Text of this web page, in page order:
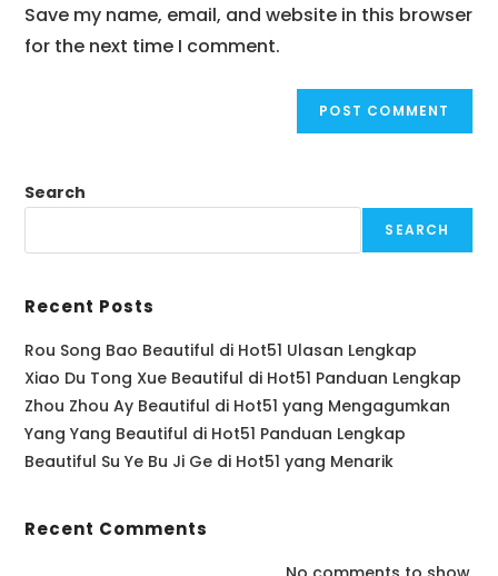
Save my name, email, and website in this browser
for the next time I comment.
Search
SEARCH
Recent Posts
Rou Song Bao Beautiful di Hot51 Ulasan Lengkap
Xiao Du Tong Xue Beautiful di Hot51 Panduan Lengkap
Zhou Zhou Ay Beautiful di Hot51 yang Mengagumkan
Yang Yang Beautiful di Hot51 Panduan Lengkap
Beautiful Su Ye Bu Ji Ge di Hot51 yang Menarik
Recent Comments